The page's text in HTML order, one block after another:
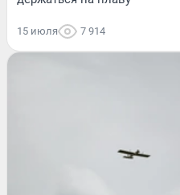
15 июля 7 914